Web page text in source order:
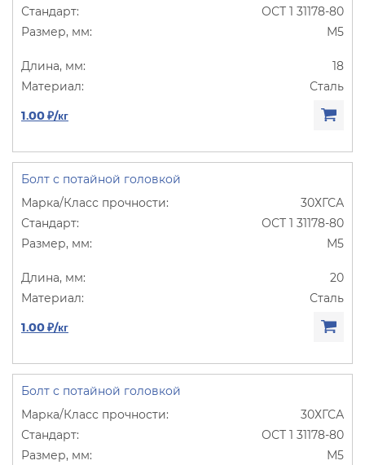
ОСТ 1 31178-80
М5
18
Сталь
1.00 ₽/кг
Болт с потайной головкой
30ХГСА
ОСТ 1 31178-80
М5
20
Сталь
1.00 ₽/кг
Болт с потайной головкой
30ХГСА
ОСТ 1 31178-80
М5